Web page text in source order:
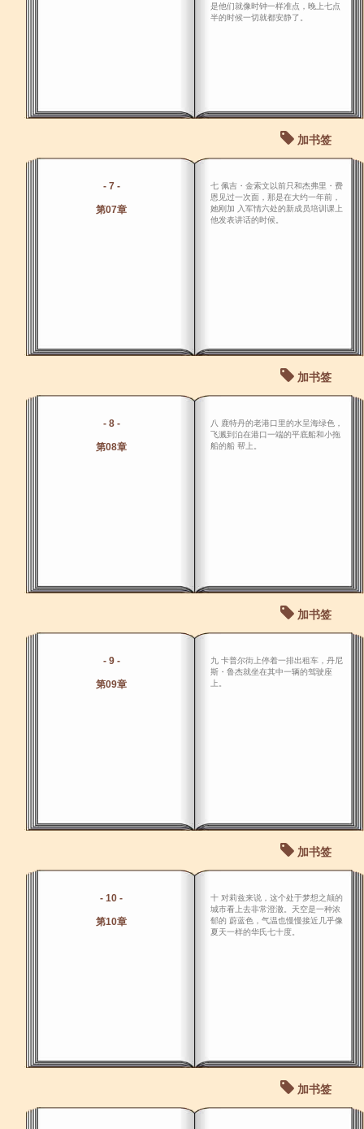
是他们就像时钟一样准点，晚上七点
半的时候一切就都安静了。
加书签
- 7 -
第07章
七 佩吉・金索文以前只和杰弗里・费
恩见过一次面，那是在大约一年前，
她刚加 入军情六处的新成员培训课上
他发表讲话的时候。
加书签
- 8 -
第08章
八 鹿特丹的老港口里的水呈海绿色，
飞溅到泊在港口一端的平底船和小拖
船的船 帮上。
加书签
- 9 -
第09章
九 卡普尔街上停着一排出租车，丹尼
斯・鲁杰就坐在其中一辆的驾驶座
上。
加书签
- 10 -
第10章
十 对莉兹来说，这个处于梦想之颠的
城市看上去非常澄澈。天空是一种浓
郁的 蔚蓝色，气温也慢慢接近几乎像
夏天一样的华氏七十度。
加书签